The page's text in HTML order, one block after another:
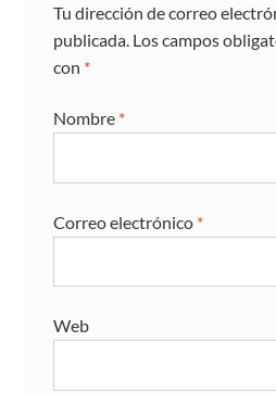
Tu dirección de correo
publicada. Los campos
con *
Nombre *
Correo electrónico *
Web